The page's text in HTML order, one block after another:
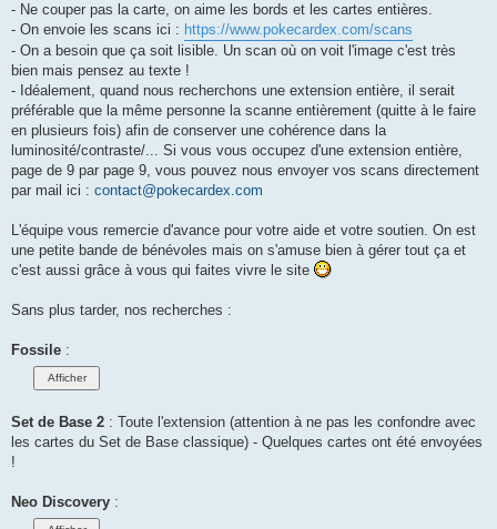
- Ne couper pas la carte, on aime les bords et les cartes entières.
- On envoie les scans ici : https://www.pokecardex.com/scans
- On a besoin que ça soit lisible. Un scan où on voit l'image c'est très
bien mais pensez au texte !
- Idéalement, quand nous recherchons une extension entière, il serait
préférable que la même personne la scanne entièrement (quitte à le faire
en plusieurs fois) afin de conserver une cohérence dans la
luminosité/contraste/... Si vous vous occupez d'une extension entière,
page de 9 par page 9, vous pouvez nous envoyer vos scans directement
par mail ici : contact@pokecardex.com
L'équipe vous remercie d'avance pour votre aide et votre soutien. On est
une petite bande de bénévoles mais on s'amuse bien à gérer tout ça et
c'est aussi grâce à vous qui faites vivre le site
Sans plus tarder, nos recherches :
Fossile :
Set de Base 2 : Toute l'extension (attention à ne pas les confondre avec
les cartes du Set de Base classique) - Quelques cartes ont été envoyées
!
Neo Discovery :